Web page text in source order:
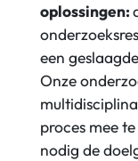
oplossingen:
een
Onze
proces mee
nodig de